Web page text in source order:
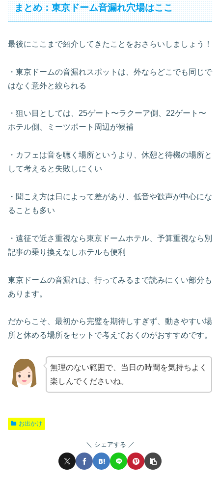
まとめ：東京ドーム音漏れ穴場はここ
最後にここまで紹介してきたことをおさらいしましょう！
・東京ドームの音漏れスポットは、外ならどこでも同じで
はなく意外と絞られる
・狙い目としては、25ゲート〜ラクーア側、22ゲート〜
ホテル側、ミーツポート周辺が候補
・カフェは音を聴く場所というより、休憩と待機の場所と
して考えると失敗しにくい
・聞こえ方は日によって差があり、低音や歓声が中心にな
ることも多い
・遠征で近さ重視なら東京ドームホテル、予算重視なら別
記事の乗り換えなしホテルも便利
東京ドームの音漏れは、行ってみるまで読みにくい部分も
あります。
だからこそ、最初から完璧を期待しすぎず、動きやすい場
所と休める場所をセットで考えておくのがおすすめです。
無理のない範囲で、当日の時間を気持ちよく
楽しんでくださいね。
お出かけ
シェアする